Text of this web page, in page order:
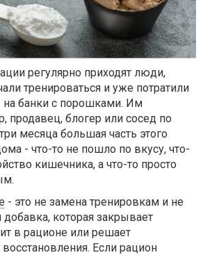
регулярно приходят люди,
тренироваться и уже потратили
на банки с порошками. Им
продавец, блогер или сосед по
месяца большая часть этого
- что-то не пошло по вкусу, что-
кишечника, а что-то просто
- это не замена тренировкам и не
которая закрывает
в рационе или решает
Если рацион